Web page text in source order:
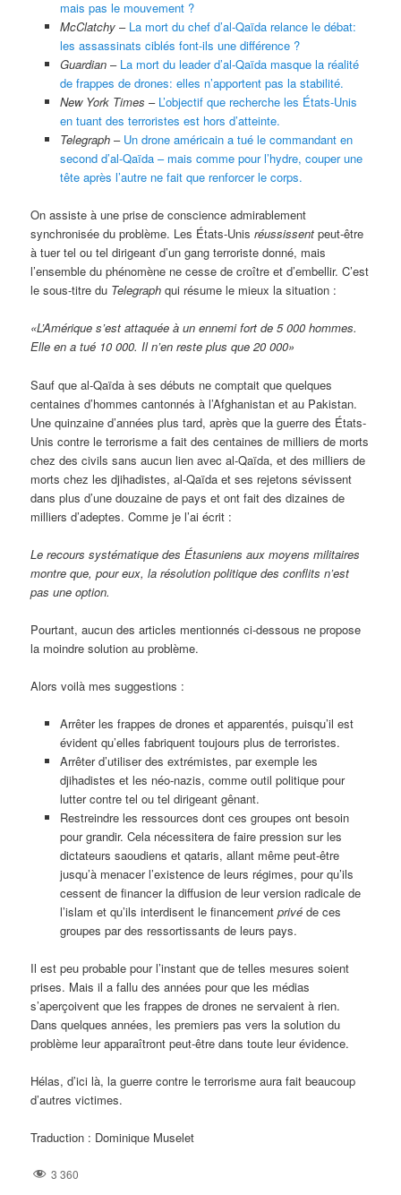
mais pas le mouvement ?
McClatchy– La mort du chef d’al-Qaïda relance le débat:
les assassinats ciblés font-ils une différence ?
Guardian– La mort du leader d’al-Qaïda masque la réalité
de frappes de drones: elles n’apportent pas la stabilité.
New York Times – L’objectif que recherche les États-Unis
en tuant des terroristes est hors d’atteinte.
Telegraph– Un drone américain a tué le commandant en
second d’al-Qaïda – mais comme pour l’hydre, couper une
tête après l’autre ne fait que renforcer le corps.
On assiste à une prise de conscience admirablement
synchronisée du problème. Les États-Unisréussissent peut-être
à tuer tel ou tel dirigeant d’un gang terroriste donné, mais
l’ensemble du phénomène ne cesse de croître et d’embellir. C’est
le sous-titre du Telegraph qui résume le mieux la situation :
«L’Amérique s’est attaquée à un ennemi fort de 5 000 hommes.
Elle en a tué 10 000. Il n’en reste plus que 20 000»
Sauf que al-Qaïda à ses débuts ne comptait que quelques
centaines d’hommes cantonnés à l’Afghanistan et au Pakistan.
Une quinzaine d’années plus tard, après que la guerre des États-
Unis contre le terrorisme a fait des centaines de milliers de morts
chez des civils sans aucun lien avec al-Qaïda, et des milliers de
morts chez les djihadistes, al-Qaïda et ses rejetons sévissent
dans plus d’une douzaine de pays et ont fait des dizaines de
milliers d’adeptes. Comme je l’ai écrit :
Le recours systématique des Étasuniens aux moyens militaires
montre que, pour eux, la résolution politique des conflits n’est
pas une option.
Pourtant, aucun des articles mentionnés ci-dessous ne propose
la moindre solution au problème.
Alors voilà mes suggestions :
Arrêter les frappes de drones et apparentés, puisqu’il est
évident qu’elles fabriquent toujours plus de terroristes.
Arrêter d’utiliser des extrémistes, par exemple les
djihadistes et les néo-nazis, comme outil politique pour
lutter contre tel ou tel dirigeant gênant.
Restreindre les ressources dont ces groupes ont besoin
pour grandir. Cela nécessitera de faire pression sur les
dictateurs saoudiens et qataris, allant même peut-être
jusqu’à menacer l’existence de leurs régimes, pour qu’ils
cessent de financer la diffusion de leur version radicale de
l’islam et qu’ils interdisent le financement privéde ces
groupes par des ressortissants de leurs pays.
Il est peu probable pour l’instant que de telles mesures soient
prises. Mais il a fallu des années pour que les médias
s’aperçoivent que les frappes de drones ne servaient à rien.
Dans quelques années, les premiers pas vers la solution du
problème leur apparaîtront peut-être dans toute leur évidence.
Hélas, d’ici là, la guerre contre le terrorisme aura fait beaucoup
d’autres victimes.
Traduction : Dominique Muselet
3 360